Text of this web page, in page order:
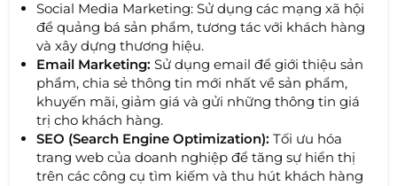
Social Media Marketing: Sử dụng các mạng xã hội
để quảng bá sản phẩm, tương tác với khách hàng
và xây dựng thương hiệu.
Email Marketing: Sử dụng email để giới thiệu sản
phẩm, chia sẻ thông tin mới nhất về sản phẩm,
khuyến mãi, giảm giá và gửi những thông tin giá
trị cho khách hàng.
SEO (Search Engine Optimization): Tối ưu hóa
trang web của doanh nghiệp để tăng sự hiển thị
trên các công cụ tìm kiếm và thu hút khách hàng